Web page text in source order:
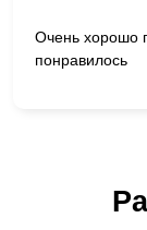
Очень хорошо
понравилось